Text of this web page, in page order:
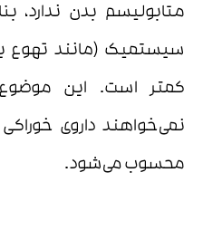
متابولیسم بدن ندارد،
سیستمیک (مانند تهوع
کمتر است. این موضوع
نمی‌خواهند داروی
محسوب می‌شود.